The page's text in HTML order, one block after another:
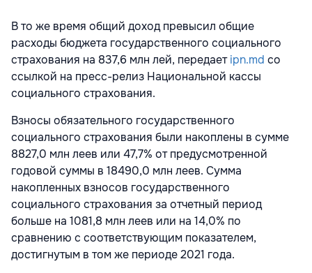
В то же время общий доход превысил общие
расходы бюджета государственного социального
страхования на 837,6 млн лей, передаетipn.md со
ссылкой на пресс-релиз Национальной кассы
социального страхования.
Взносы обязательного государственного
социального страхования были накоплены в сумме
8827,0 млн леев или 47,7% от предусмотренной
годовой суммы в 18490,0 млн леев. Сумма
накопленных взносов государственного
социального страхования за отчетный период
больше на 1081,8 млн леев или на 14,0% по
сравнению с соответствующим показателем,
достигнутым в том же периоде 2021 года.